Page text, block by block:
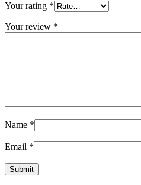
Your rating *
Your review *
Name *
Email *